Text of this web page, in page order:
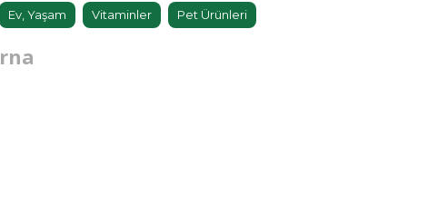
Ev, Yaşam Vitaminler Pet Ürünleri